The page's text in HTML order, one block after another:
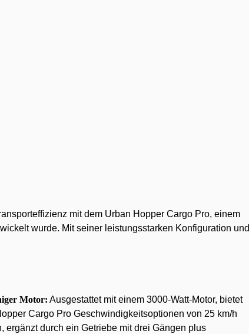
mit dem Urban Hopper Cargo Pro, einem
wurde. Mit seiner leistungsstarken Konfiguration und
Motor: Ausgestattet mit einem 3000-Watt-Motor, bietet
Cargo Pro Geschwindigkeitsoptionen von 25 km/h
ergänzt durch ein Getriebe mit drei Gängen plus